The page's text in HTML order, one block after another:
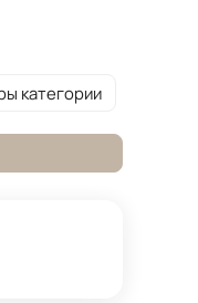
категории